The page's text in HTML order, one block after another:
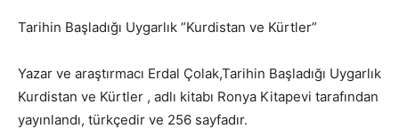
Tarihin Başladığı Uygarlık ”Kurdistan ve Kürtler”
Yazar ve araştırmacı Erdal Çolak,Tarihin Başladığı Uygarlık
Kurdistan ve Kürtler , adlı kitabı Ronya Kitapevi tarafından
yayınlandı, türkçedir ve 256 sayfadır.